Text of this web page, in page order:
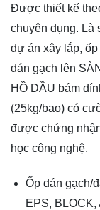
Được thiết kế
chuyên dụng. Là
dự án xây lắp,
dán gạch lên
HỒ DẦU bám
(25kg/bao) có
được chứng
học công nghệ.
Ốp dán gạch/
EPS, BLOCK,